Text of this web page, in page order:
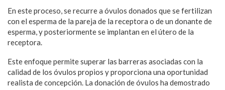
En este proceso, se recurre a óvulos donados que se fertilizan
con el esperma de la pareja de la receptora o de un donante de
esperma, y posteriormente se implantan en el útero de la
receptora.
Este enfoque permite superar las barreras asociadas con la
calidad de los óvulos propios y proporciona una oportunidad
realista de concepción. La donación de óvulos ha demostrado